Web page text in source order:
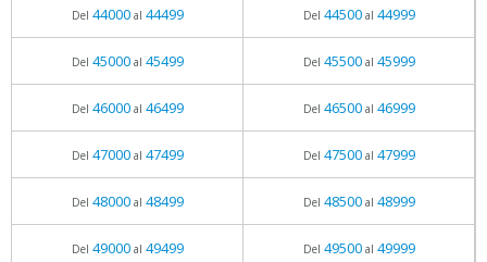
Del 44000al 44499 Del 44500al 44999
Del 45000al 45499 Del 45500al 45999
Del 46000al 46499 Del 46500al 46999
Del 47000al 47499 Del 47500al 47999
Del 48000al 48499 Del 48500al 48999
Del 49000al 49499 Del 49500al 49999